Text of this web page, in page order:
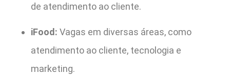
de atendimento ao cliente.
iFood: Vagas em diversas áreas, como
atendimento ao cliente, tecnologia e
marketing.